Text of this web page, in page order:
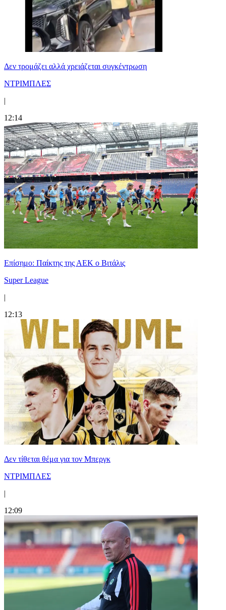
Δεν τρομάζει αλλά χρειάζεται συγκέντρωση
ΝΤΡΙΜΠΛΕΣ
|
12:14
Επίσημο: Παίκτης της ΑΕΚ ο Βιτάλις
Super League
|
12:13
Δεν τίθεται θέμα για τον Μπεργκ
ΝΤΡΙΜΠΛΕΣ
|
12:09